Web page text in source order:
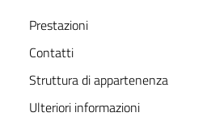
Prestazioni
Contatti
Struttura di appartenenza
Ulteriori informazioni